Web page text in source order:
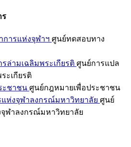
ร
ารแห่งจุฬาฯ ศูนย์ทดสอบทาง
ล่ามเฉลิมพระเกียรติ ศูนย์การแปล
ะเกียรติ
ะชาชน ศูนย์กฎหมายเพื่อประชาชน
ห่งจุฬาลงกรณ์มหาวิทยาลัย ศูนย์
ฬาลงกรณ์มหาวิทยาลัย